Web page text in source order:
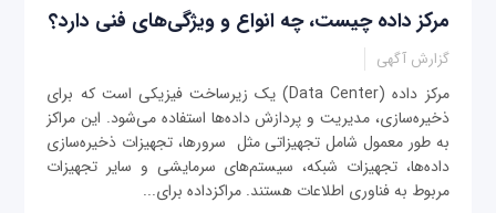
مرکز داده چیست، چه انواع و ویژگی‌های فنی دارد؟
گزارش آگهی
مرکز داده (Data Center) یک زیرساخت فیزیکی است که برای
ذخیره‌سازی، مدیریت و پردازش داده‌ها استفاده می‌شود. این مراکز
به طور معمول شامل تجهیزاتی مثل سرورها، تجهیزات ذخیره‌سازی
داده‌ها، تجهیزات شبکه، سیستم‌های سرمایشی و سایر تجهیزات
مربوط به فناوری اطلاعات هستند. مراکزداده برای...